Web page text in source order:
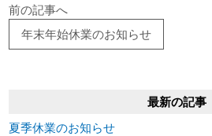
前の記事へ
年末年始休業のお知らせ
最新の記事
夏季休業のお知らせ